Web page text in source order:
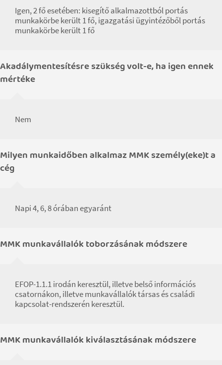
Igen, 2 fő esetében: kisegítő alkalmazottból portás
munkakörbe került 1 fő, igazgatási ügyintézőből portás
munkakörbe került 1 fő
Akadálymentesítésre szükség volt-e, ha igen ennek
mértéke
Nem
Milyen munkaidőben alkalmaz MMK személy(eke)t a
cég
Napi 4, 6, 8 órában egyaránt
MMK munkavállalók toborzásának módszere
EFOP-1.1.1 irodán keresztül, illetve belső információs
csatornákon, illetve munkavállalók társas és családi
kapcsolat-rendszerén keresztül.
MMK munkavállalók kiválasztásának módszere